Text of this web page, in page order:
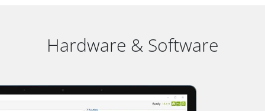
Hardware & Software